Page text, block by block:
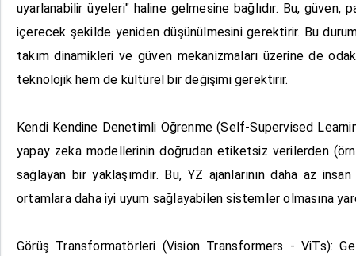
uyarlanabilir üyeleri" haline gelmesine bağlıdır. Bu, güven,
içerecek şekilde yeniden düşünülmesini gerektirir. Bu
takım dinamikleri ve güven mekanizmaları üzerine de
teknolojik hem de kültürel bir değişimi gerektirir.
Kendi Kendine Denetimli Öğrenme (Self-Supervised
yapay zeka modellerinin doğrudan etiketsiz verilerden
sağlayan bir yaklaşımdır. Bu, YZ ajanlarının daha az
ortamlara daha iyi uyum sağlayabilen sistemler olmasına
Görüş Transformatörleri (Vision Transformers - ViTs):